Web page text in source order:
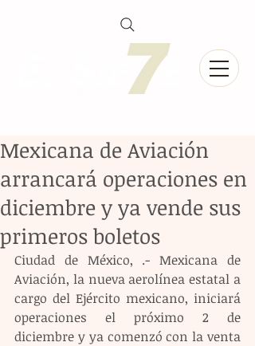
Mexicana de Aviación
arrancará operaciones en
diciembre y ya vende sus
primeros boletos
Ciudad de México, .- Mexicana de
Aviación, la nueva aerolínea estatal a
cargo del Ejército mexicano, iniciará
operaciones el próximo 2 de
diciembre y ya comenzó con la venta